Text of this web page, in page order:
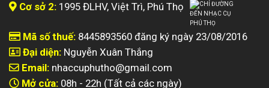
Cơ sở 2: 1995 ĐLHV, Việt Trì, Phú Thọ
Mã số thuế: 8445893560 đăng ký ngày 23/08/2016
Đại diện: Nguyễn Xuân Thắng
Email: nhaccuphutho@gmail.com
Mở cửa: 08h - 22h (Tất cả các ngày)